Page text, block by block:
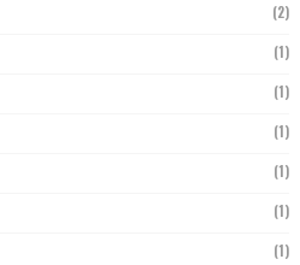
(2)
(1)
(1)
(1)
(1)
(1)
(1)